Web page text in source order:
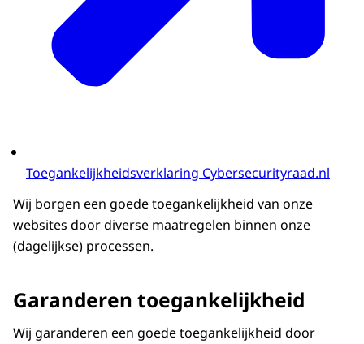
Toegankelijkheidsverklaring Cybersecurityraad.nl
Wij borgen een goede toegankelijkheid van onze
websites door diverse maatregelen binnen onze
(dagelijkse) processen.
Garanderen toegankelijkheid
Wij garanderen een goede toegankelijkheid door